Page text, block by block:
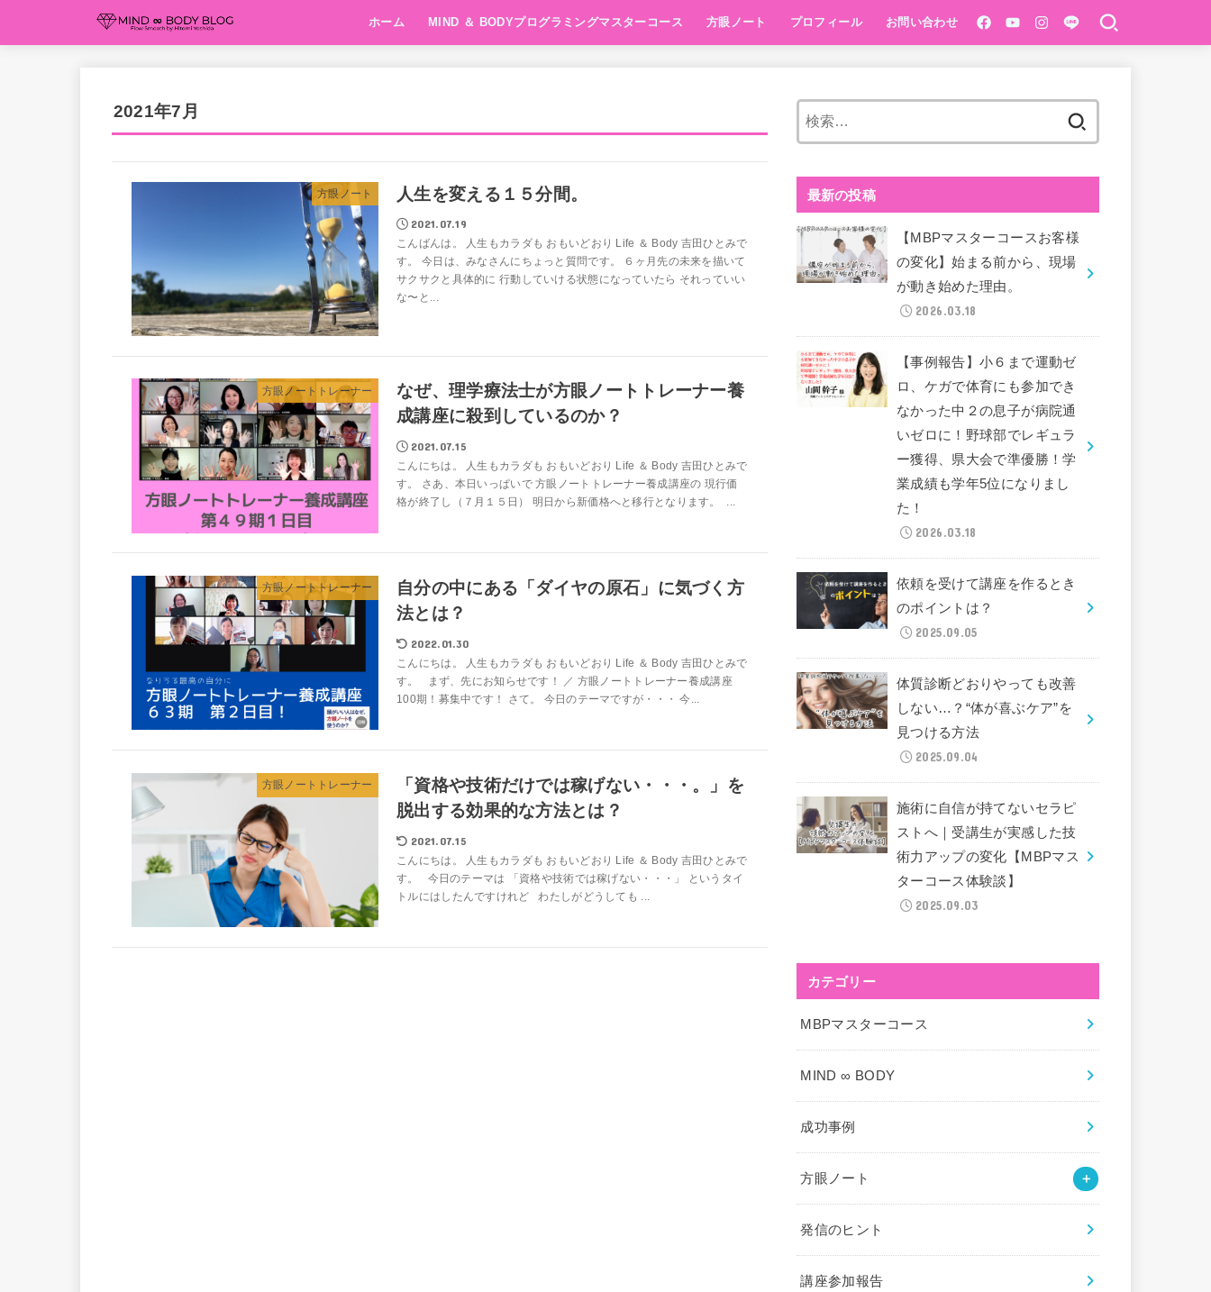
ホーム MIND ＆ BODYプログラミングマスターコース 方眼ノート プロフィール お問い合わせ
2021年7月
方眼ノート 人生を変える１５分間。
2021.07.19
こんばんは。 人生もカラダも おもいどおり Life ＆ Body 吉田ひとみで
す。 今日は、みなさんにちょっと質問です。 ６ヶ月先の未来を描いて
サクサクと具体的に 行動していける状態になっていたら それっていい
な〜と...
方眼ノートトレーナー
なぜ、理学療法士が方眼ノートトレーナー養
成講座に殺到しているのか？
2021.07.15
こんにちは。 人生もカラダも おもいどおり Life ＆ Body 吉田ひとみで
す。 さあ、本日いっぱいで 方眼ノートトレーナー養成講座の 現行価
格が終了し（７月１５日） 明日から新価格へと移行となります。 ...
方眼ノートトレーナー
自分の中にある「ダイヤの原石」に気づく方
法とは？
2022.01.30
こんにちは。 人生もカラダも おもいどおり Life ＆ Body 吉田ひとみで
す。 まず、先にお知らせです！ ／ 方眼ノートトレーナー養成講座
100期！募集中です！ さて。 今日のテーマですが・・・ 今...
方眼ノートトレーナー
「資格や技術だけでは稼げない・・・。」を
脱出する効果的な方法とは？
2021.07.15
こんにちは。 人生もカラダも おもいどおり Life ＆ Body 吉田ひとみで
す。 今日のテーマは 「資格や技術では稼げない・・・」 というタイ
トルにはしたんですけれど わたしがどうしても ...
最新の投稿
【MBPマスターコースお客様
の変化】始まる前から、現場
が動き始めた理由。
2026.03.18
【事例報告】小６まで運動ゼ
ロ、ケガで体育にも参加でき
なかった中２の息子が病院通
いゼロに！野球部でレギュラ
ー獲得、県大会で準優勝！学
業成績も学年5位になりまし
た！
2026.03.18
依頼を受けて講座を作るとき
のポイントは？
2025.09.05
体質診断どおりやっても改善
しない…？“体が喜ぶケア”を
見つける方法
2025.09.04
施術に自信が持てないセラピ
ストへ｜受講生が実感した技
術力アップの変化【MBPマス
ターコース体験談】
2025.09.03
カテゴリー
MBPマスターコース
MIND ∞ BODY
成功事例
方眼ノート
発信のヒント
講座参加報告